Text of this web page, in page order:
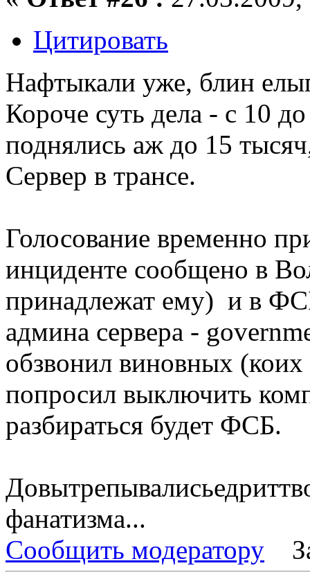
Цитировать
Нафтыкали уже, блин
Короче суть дела - с 10
поднялись аж до 15
Сервер в трансе.
Голосование временно
инциденте сообщено в
принадлежат ему) и в
админа сервера -
обзвонил виновных
попросил выключить
разбираться будет ФСБ.
фанатизма...
Сообщить модератору